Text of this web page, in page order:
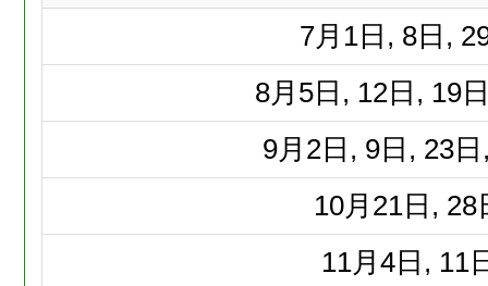
7月 1日, 8日,
8月 5日, 12日, 19
9月 2日, 9日, 23
10月 21日, 28
11月 4日, 11